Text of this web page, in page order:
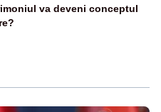
va deveni conceptul